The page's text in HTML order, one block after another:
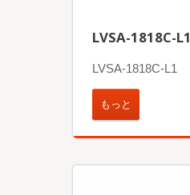
LVSA-1818C-L1
LVSA-1818C-L1
もっと